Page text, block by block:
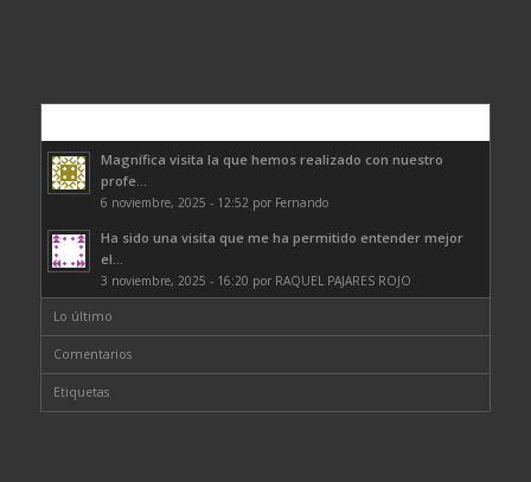
Magnífica visita la que hemos realizado con nuestro
profe...
6 noviembre, 2025 - 12:52 por Fernando
Ha sido una visita que me ha permitido entender mejor
el...
3 noviembre, 2025 - 16:20 por RAQUEL PAJARES ROJO
Lo último
Comentarios
Etiquetas